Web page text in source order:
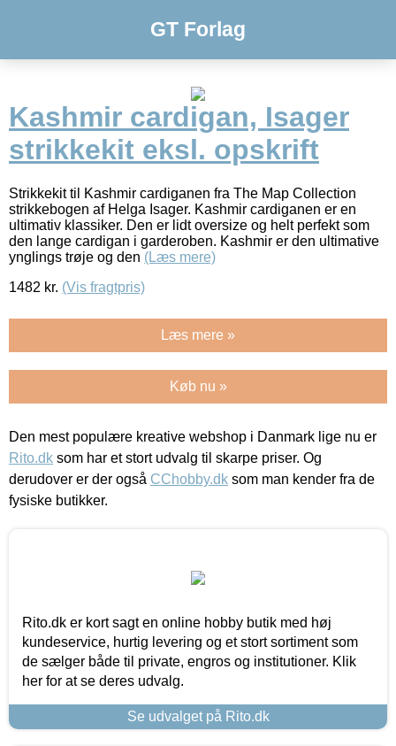
GT Forlag
Kashmir cardigan, Isager
strikkekit eksl. opskrift
Strikkekit til Kashmir cardiganen fra The Map Collection
strikkebogen af Helga Isager. Kashmir cardiganen er en
ultimativ klassiker. Den er lidt oversize og helt perfekt som
den lange cardigan i garderoben. Kashmir er den ultimative
ynglings trøje og den (Læs mere)
1482 kr. (Vis fragtpris)
Læs mere »
Køb nu »
Den mest populære kreative webshop i Danmark lige nu er
Rito.dk som har et stort udvalg til skarpe priser. Og
derudover er der også CChobby.dk som man kender fra de
fysiske butikker.
Rito.dk er kort sagt en online hobby butik med høj
kundeservice, hurtig levering og et stort sortiment som
de sælger både til private, engros og institutioner. Klik
her for at se deres udvalg.
Se udvalget på Rito.dk